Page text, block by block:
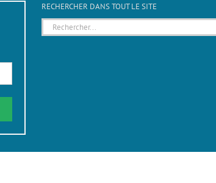
RECHERCHER DANS TOUT LE SITE
Rechercher: